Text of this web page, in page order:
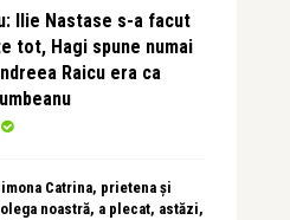
Ilie Nastase s-a facut
tot, Hagi spune numai
Raicu era ca
Catrina, prietena și
noastră, a plecat, astăzi,